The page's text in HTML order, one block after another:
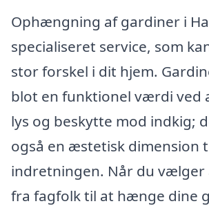
Ophængning af gardiner i
specialiseret service, som
stor forskel i dit hjem.
blot en funktionel værdi ved
lys og beskytte mod indkig;
også en æstetisk dimension
indretningen. Når du
fra fagfolk til at hænge dine